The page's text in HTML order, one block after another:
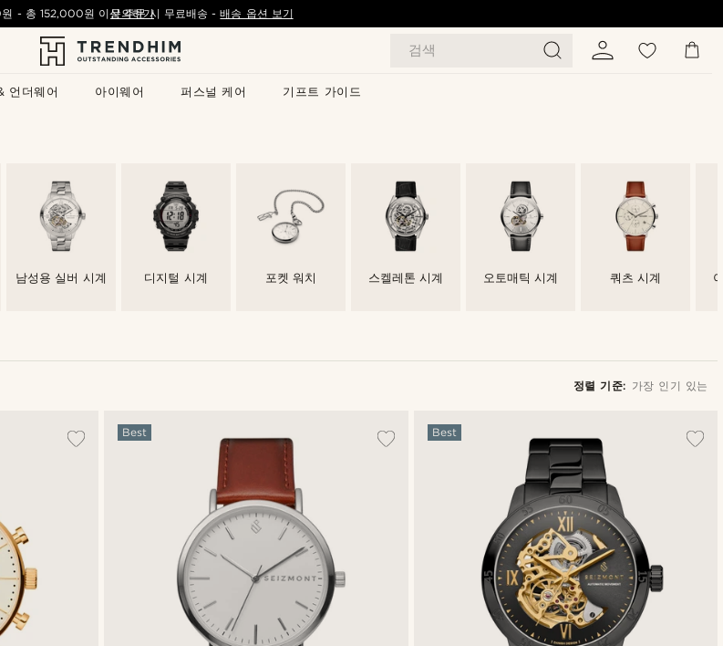
검색
언더웨어 아이웨어 퍼스널 케어 기프트 가이드
- 총 152,000원 이상 주문 시 무료배송- 배송 옵션 보기
문의하기
남성용 실버 시계 디지털 시계 포켓 워치 스켈레톤 시계 오토매틱 시계 쿼츠 시계
정렬 기준: 가장 인기 있는
최신순
낮은가격순
높은가격순
Best Best